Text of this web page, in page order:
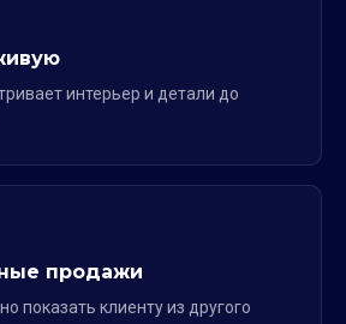
интерьер и детали до
продажи
показать клиенту из другого